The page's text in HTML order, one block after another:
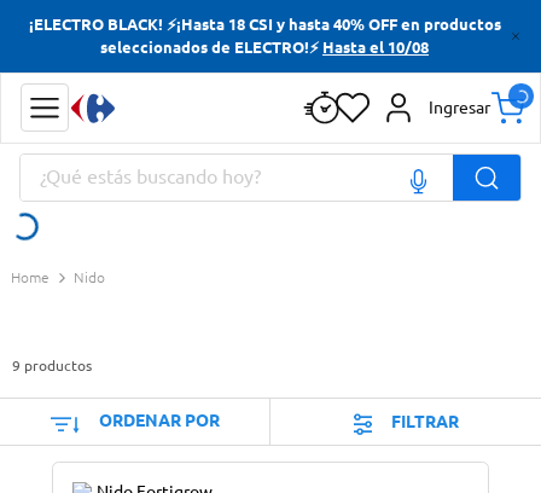
¡ELECTRO BLACK! ⚡¡Hasta 18 CSI y hasta 40% OFF en productos
seleccionados de ELECTRO!⚡ Hasta el 10/08
Ingresar
¿Qué estás buscando hoy?
Nido
9 productos
ORDENAR POR FILTRAR
Términos más buscados
Yerba
Papas Fritas
Términos más buscados
Yerba
Cerveza
Papas Fritas
Doves